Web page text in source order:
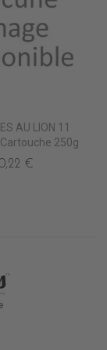
AU LION 11
250g
€